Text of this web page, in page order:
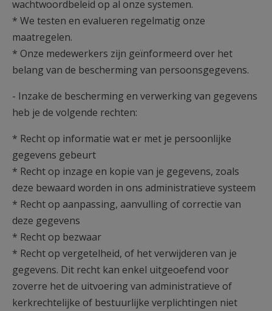
wachtwoordbeleid op al onze systemen.
* We testen en evalueren regelmatig onze
maatregelen.
* Onze medewerkers zijn geïnformeerd over het
belang van de bescherming van persoonsgegevens.
- Inzake de bescherming en verwerking van gegevens
heb je de volgende rechten:
* Recht op informatie wat er met je persoonlijke
gegevens gebeurt
* Recht op inzage en kopie van je gegevens, zoals
deze bewaard worden in ons administratieve systeem
* Recht op aanpassing, aanvulling of correctie van
deze gegevens
* Recht op bezwaar
* Recht op vergetelheid, of het verwijderen van je
gegevens. Dit recht kan enkel uitgeoefend voor
zoverre het de uitvoering van administratieve of
kerkrechtelijke of bestuurlijke verplichtingen niet